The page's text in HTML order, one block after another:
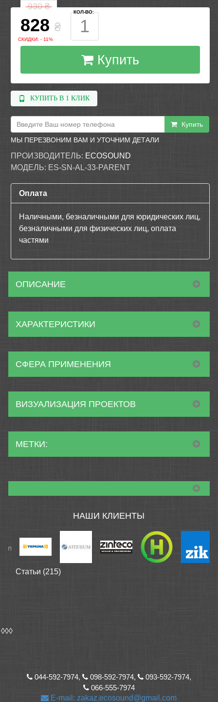
930₴
828 ₴
СКИДКИ: - 11%
КОЛ-ВО:
Купить
КУПИТЬ В 1 КЛИК
Купить
МЫ ПЕРЕЗВОНИМ ВАМ И УТОЧНИМ ДЕТАЛИ
ПРОИЗВОДИТЕЛЬ: ECOSOUND
МОДЕЛЬ: ES-SN-AL-33-PARENT
Оплата
Наличными, безналичными для юридических лиц,
безналичными для физических лиц, оплата
частями
ОПИСАНИЕ
ХАРАКТЕРИСТИКИ
СФЕРА ПРИМЕНЕНИЯ
ВИЗУАЛИЗАЦИЯ ПРОЕКТОВ
МЕТКИ:
НАШИ КЛИЕНТЫ
Статьи (215)
◊◊◊
044-592-7974, 098-592-7974,
093-592-7974,
066-555-7974
E-mail: zakaz.ecosound@gmail.com